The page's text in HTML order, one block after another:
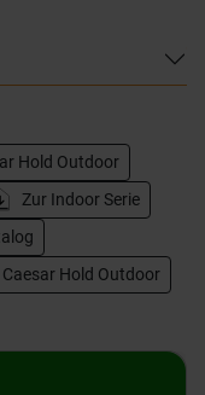
Hold Outdoor
Zur Indoor Serie
Hold Outdoor